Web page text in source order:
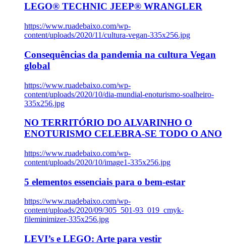
LEGO® TECHNIC JEEP® WRANGLER
https://www.ruadebaixo.com/wp-
content/uploads/2020/11/cultura-vegan-335x256.jpg
Consequências da pandemia na cultura Vegan
global
https://www.ruadebaixo.com/wp-
content/uploads/2020/10/dia-mundial-enoturismo-soalheiro-
335x256.jpg
NO TERRITÓRIO DO ALVARINHO O
ENOTURISMO CELEBRA-SE TODO O ANO
https://www.ruadebaixo.com/wp-
content/uploads/2020/10/image1-335x256.jpg
5 elementos essenciais para o bem-estar
https://www.ruadebaixo.com/wp-
content/uploads/2020/09/305_501-93_019_cmyk-
fileminimizer-335x256.jpg
LEVI’s e LEGO: Arte para vestir